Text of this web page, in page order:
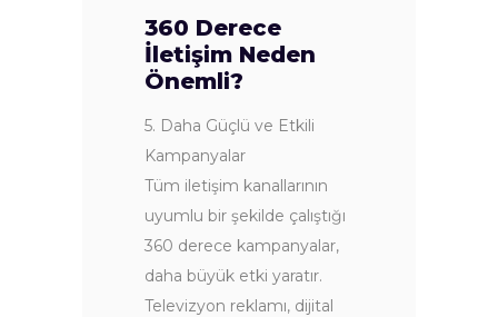
360 Derece
İletişim Neden
Önemli?
5. Daha Güçlü ve Etkili
Kampanyalar
Tüm iletişim kanallarının
uyumlu bir şekilde çalıştığı
360 derece kampanyalar,
daha büyük etki yaratır.
Televizyon reklamı, dijital